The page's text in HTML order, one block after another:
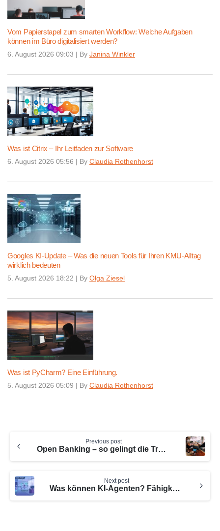
Vom Papierstapel zum smarten Workflow: Welche Aufgaben
können im Büro digitalisiert werden?
6. August 2026 09:03 | By Janina Winkler
Was ist Citrix – Ihr Leitfaden zur Software
6. August 2026 05:56 | By Claudia Rothenhorst
Googles KI-Update – Was die neuen Tools für Ihren KMU-Alltag
wirklich bedeuten
5. August 2026 18:22 | By Olga Ziesel
Was ist PyCharm? Eine Einführung.
5. August 2026 05:09 | By Claudia Rothenhorst
Reading
Previous post
Open Banking – so gelingt die Transformation
Next post
Was können KI-Agenten? Fähigkeiten & Möglichkeiten (2026)